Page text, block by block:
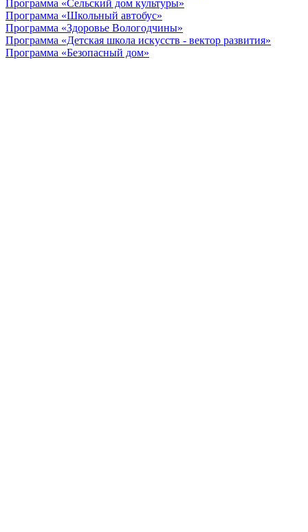
Программа «Сельский дом культуры»
Программа «Школьный автобус»
Программа «Здоровье Вологодчины»
Программа «Детская школа искусств - вектор развития»
Программа «Безопасный дом»